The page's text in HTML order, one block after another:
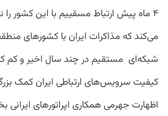
۴ ماه پیش ارتباط مسقییم با این کشور را
می‌کند که مذاکرات ایران با کشورهای
شبکه‌ای مستقیم در چند سال اخیر و کم
کیفیت سرویس‌های ارتباطی ایران کمک
اظهارت جهرمی همکاری اپراتورهای